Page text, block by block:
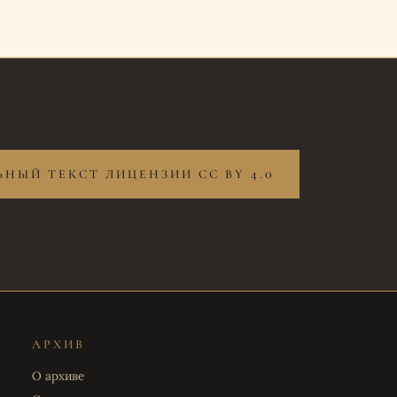
ТЕКСТ ЛИЦЕНЗИИ CC BY 4.0
АРХИВ
О архиве